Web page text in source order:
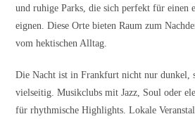
und ruhige Parks, die sich perfekt für einen
eignen. Diese Orte bieten Raum zum
vom hektischen Alltag.
Die Nacht ist in Frankfurt nicht nur dunkel,
vielseitig. Musikclubs mit Jazz, Soul oder
für rhythmische Highlights. Lokale